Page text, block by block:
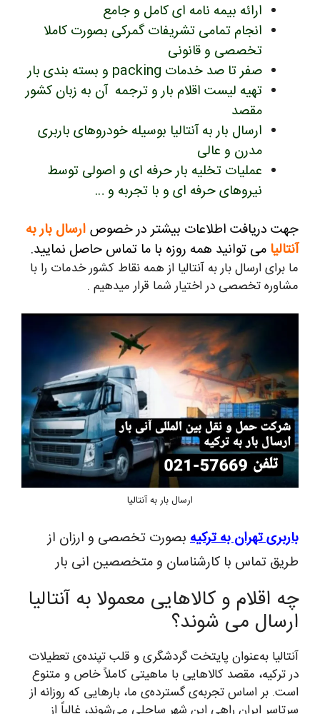
ارائه بیمه نامه ای کامل و جامع
انجام تمامی تشریفات گمرکی بصورت کاملا
تخصصی و قانونی
صفر تا صد خدمات packing و بسته بندی بار
تهیه لیست اقلام بار و ترجمه آن به زبان کشور
مقصد
ارسال بار به آنتالیا بوسیله خودروهای باربری
مدرن و عالی
عملیات تخلیه بار حرفه ای و اصولی توسط
نیروهای حرفه ای و با تجربه و …
جهت دریافت اطلاعات بیشتر در خصوص ارسال بار به
آنتالیا می توانید همه روزه با ما تماس حاصل نمایید.
ما برای ارسال بار به آنتالیا از همه نقاط کشور خدمات را با
مشاوره تخصصی در اختیار شما قرار میدهیم .
ارسال بار به آنتالیا
باربری تهران به ترکیه بصورت تخصصی و ارزان از
طریق تماس با کارشناسان و متخصصین انی بار
چه اقلام و کالاهایی معمولا به آنتالیا
ارسال می شوند؟
آنتالیا به‌عنوان پایتخت گردشگری و قلب تپنده‌ی تعطیلات
در ترکیه، مقصد کالاهایی با ماهیتی کاملاً خاص و متنوع
است. بر اساس تجربه‌ی گسترده‌ی ما، بارهایی که روزانه از